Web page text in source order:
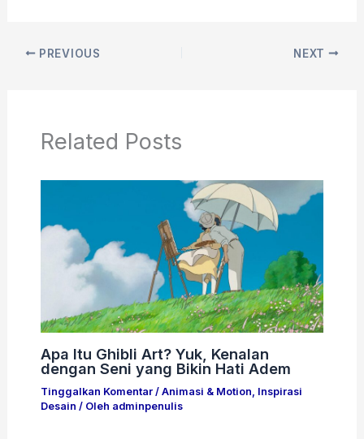
PREVIOUS NEXT
Related Posts
Apa Itu Ghibli Art? Yuk, Kenalan
dengan Seni yang Bikin Hati Adem
Tinggalkan Komentar / Animasi & Motion Inspirasi
Desain / Oleh adminpenulis